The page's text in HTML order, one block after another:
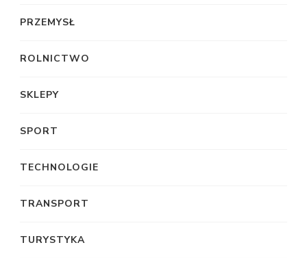
PRZEMYSŁ
ROLNICTWO
SKLEPY
SPORT
TECHNOLOGIE
TRANSPORT
TURYSTYKA